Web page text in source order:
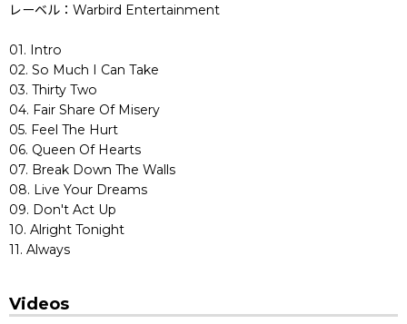
レーベル：Warbird Entertainment
01. Intro
02. So Much I Can Take
03. Thirty Two
04. Fair Share Of Misery
05. Feel The Hurt
06. Queen Of Hearts
07. Break Down The Walls
08. Live Your Dreams
09. Don't Act Up
10. Alright Tonight
11. Always
Videos